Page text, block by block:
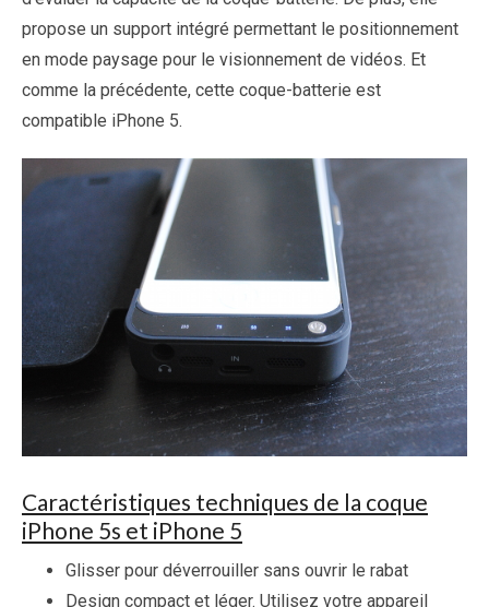
propose un support intégré permettant le positionnement
en mode paysage pour le visionnement de vidéos. Et
comme la précédente, cette coque-batterie est
compatible iPhone 5.
Caractéristiques techniques de la coque
iPhone 5s et iPhone 5
Glisser pour déverrouiller sans ouvrir le rabat
Design compact et léger. Utilisez votre appareil